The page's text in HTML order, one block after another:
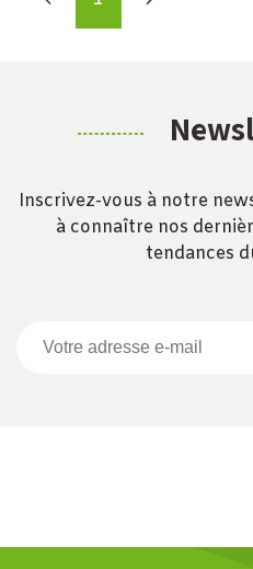
Inscrivez-vous à notre
à connaître nos
tendances